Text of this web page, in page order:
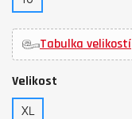
Tabulka velikostí
Velikost
XL